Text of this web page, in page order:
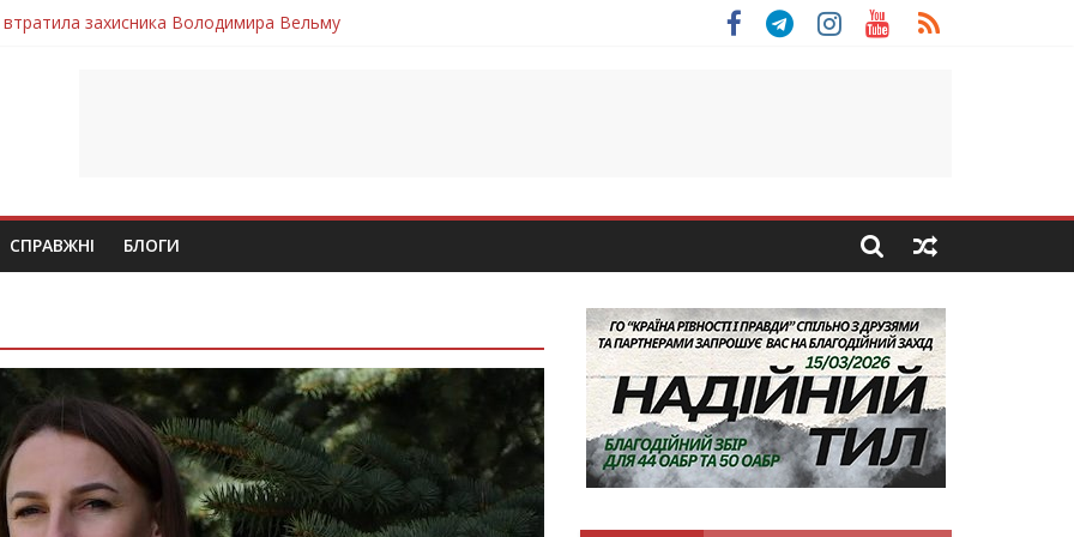
захисника Володимира Вельму
скорботі: на щиті повертається воїн Володимир Паламарчук
бойового завдання загинув захисник Юрій Пушкар з Тернопільщини
молодий захисник Дмитро Березко з Тернопільщини
СПРАВЖНІ БЛОГИ